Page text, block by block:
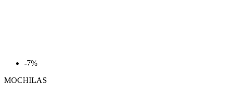
-7%
MOCHILAS